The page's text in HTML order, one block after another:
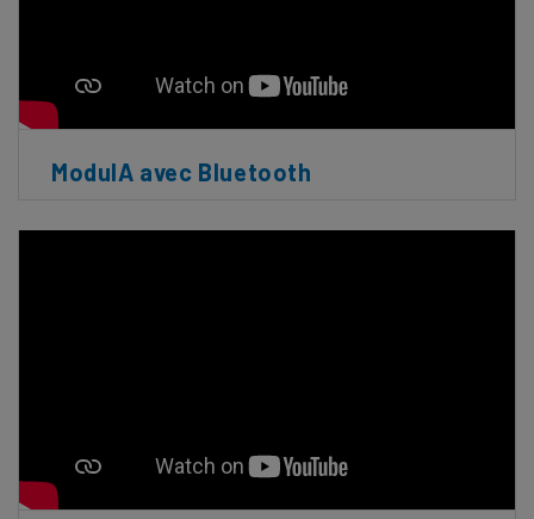
ModulA avec Bluetooth